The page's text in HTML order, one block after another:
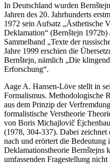
In Deutschland wurden
Jahren des 20. Jahrhunderts
1972 sein Aufsatz „Ästhetische
Deklamation“ (Bernštejn
Sammelband „Texte der
Jahre 1999 erschien die
Bernštejn, nämlich „Die
Erforschung“.
Aage A. Hansen-Löve stellt in
Formalismus. Methodologische
aus dem Prinzip der
formalistische Verstheorie
von Boris Michajlovič
(1978, 304-337). Dabei
nach und erörtert die
Deklamationstheorie Bernštejns
umfassenden Fragestellung